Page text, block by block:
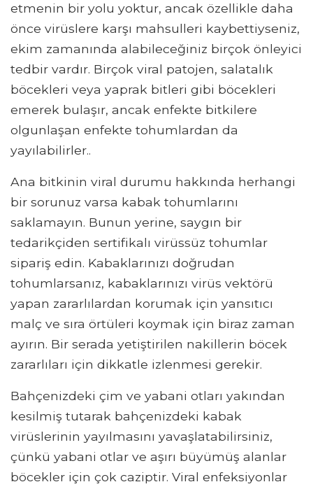
etmenin bir yolu yoktur, ancak özellikle daha
önce virüslere karşı mahsulleri kaybettiyseniz,
ekim zamanında alabileceğiniz birçok önleyici
tedbir vardır. Birçok viral patojen, salatalık
böcekleri veya yaprak bitleri gibi böcekleri
emerek bulaşır, ancak enfekte bitkilere
olgunlaşan enfekte tohumlardan da
yayılabilirler..
Ana bitkinin viral durumu hakkında herhangi
bir sorunuz varsa kabak tohumlarını
saklamayın. Bunun yerine, saygın bir
tedarikçiden sertifikalı virüssüz tohumlar
sipariş edin. Kabaklarınızı doğrudan
tohumlarsanız, kabaklarınızı virüs vektörü
yapan zararlılardan korumak için yansıtıcı
malç ve sıra örtüleri koymak için biraz zaman
ayırın. Bir serada yetiştirilen nakillerin böcek
zararlıları için dikkatle izlenmesi gerekir.
Bahçenizdeki çim ve yabani otları yakından
kesilmiş tutarak bahçenizdeki kabak
virüslerinin yayılmasını yavaşlatabilirsiniz,
çünkü yabani otlar ve aşırı büyümüş alanlar
böcekler için çok caziptir. Viral enfeksiyonlar